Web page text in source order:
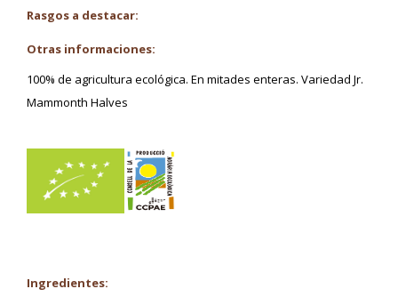
Rasgos a destacar:
Otras informaciones:
100% de agricultura ecológica. En mitades enteras. Variedad Jr.
Mammonth Halves
Ingredientes: